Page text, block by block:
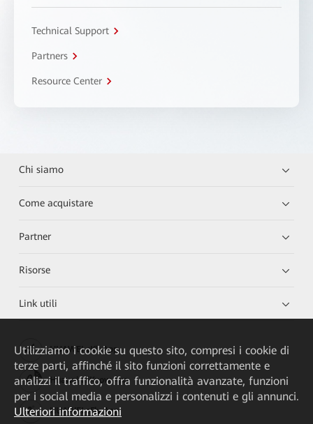
Technical Support
Partners
Resource Center
Chi siamo
Come acquistare
Partner
Risorse
Link utili
HUAWEI eKit App
Huawei HiKnow App
HUAWEI eFly App
Utilizziamo i cookie su questo sito, compresi i cookie di
terze parti, affinché il sito funzioni correttamente e
analizzi il traffico, offra funzionalità avanzate, funzioni
per i social media e personalizzi i contenuti e gli annunci.
Ulteriori informazioni